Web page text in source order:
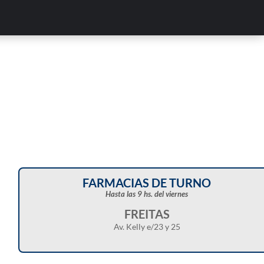
FARMACIAS DE TURNO
Hasta las 9 hs. del viernes
FREITAS
Av. Kelly e/23 y 25